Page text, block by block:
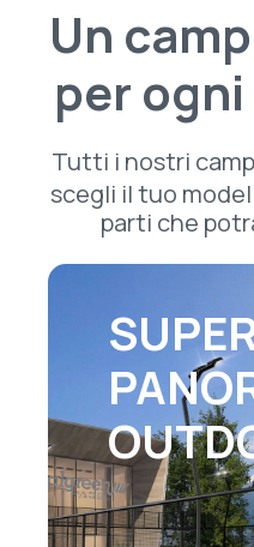
Un
per
Tutti i nostri
scegli il tuo
parti che